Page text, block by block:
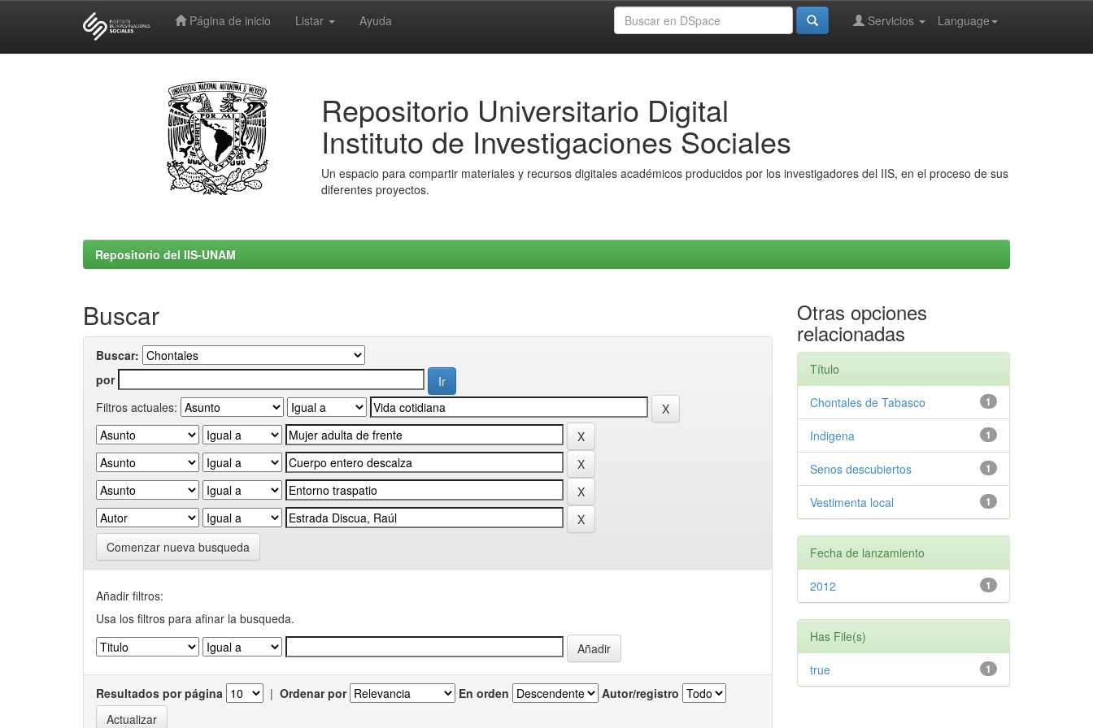
Página de inicio Listar Ayuda Language
Servicios
Repositorio Universitario Digital
Instituto de Investigaciones Sociales
Un espacio para compartir materiales y recursos digitales académicos producidos por los investigadores del IIS, en el proceso de sus
diferentes proyectos.
Repositorio del IIS-UNAM
Buscar
Buscar:
por
Filtros actuales:
Comenzar nueva busqueda
Añadir filtros:
Usa los filtros para afinar la busqueda.
Resultados por página | Ordenar por En orden Autor/registro
Otras opciones
relacionadas
Título
1
Chontales de Tabasco
1
Indigena
1
Senos descubiertos
1
Vestimenta local
Fecha de lanzamiento
1
2012
Has File(s)
1
true